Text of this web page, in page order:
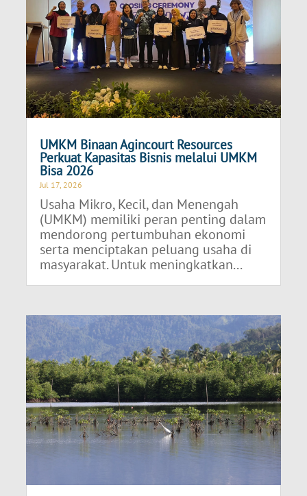
UMKM Binaan Agincourt Resources
Perkuat Kapasitas Bisnis melalui UMKM
Bisa 2026
Jul 17, 2026
Usaha Mikro, Kecil, dan Menengah
(UMKM) memiliki peran penting dalam
mendorong pertumbuhan ekonomi
serta menciptakan peluang usaha di
masyarakat. Untuk meningkatkan...